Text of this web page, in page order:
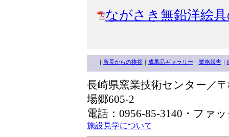
ながさき無鉛洋絵
｜ 所長からの挨拶｜ 成果品ギャラリー ｜ 業務報告｜
長崎県窯業技術センター／
場郷605-2
電話：0956-85-3140・ファ
施設見学について